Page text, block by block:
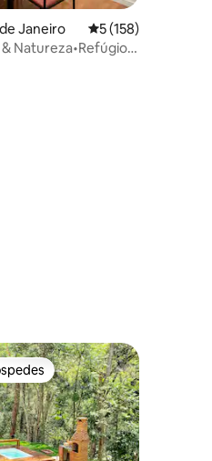
102 avaliações
Janeiro 5 de uma avaliação
5 (158)
Natureza•Refúgio
dos hóspedes